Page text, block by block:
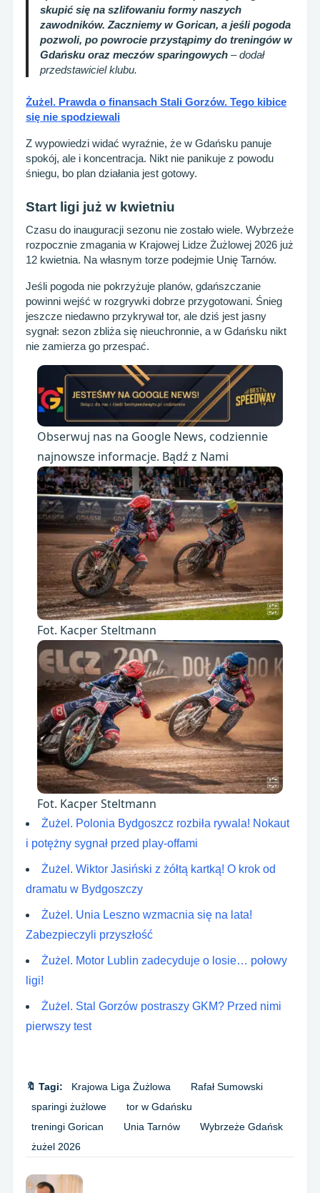
skupić się na szlifowaniu formy naszych
zawodników. Zaczniemy w Gorican, a jeśli pogoda
pozwoli, po powrocie przystąpimy do treningów w
Gdańsku oraz meczów sparingowych – dodał
przedstawiciel klubu.
Żużel. Prawda o finansach Stali Gorzów. Tego kibice
się nie spodziewali
Z wypowiedzi widać wyraźnie, że w Gdańsku panuje
spokój, ale i koncentracja. Nikt nie panikuje z powodu
śniegu, bo plan działania jest gotowy.
Start ligi już w kwietniu
Czasu do inauguracji sezonu nie zostało wiele. Wybrzeże
rozpocznie zmagania w Krajowej Lidze Żużlowej 2026 już
12 kwietnia. Na własnym torze podejmie Unię Tarnów.
Jeśli pogoda nie pokrzyżuje planów, gdańszczanie
powinni wejść w rozgrywki dobrze przygotowani. Śnieg
jeszcze niedawno przykrywał tor, ale dziś jest jasny
sygnał: sezon zbliża się nieuchronnie, a w Gdańsku nikt
nie zamierza go przespać.
Obserwuj nas na Google News, codziennie
najnowsze informacje. Bądź z Nami
Fot. Kacper Steltmann
Fot. Kacper Steltmann
Żużel. Polonia Bydgoszcz rozbiła rywala! Nokaut
i potężny sygnał przed play-offami
Żużel. Wiktor Jasiński z żółtą kartką! O krok od
dramatu w Bydgoszczy
Żużel. Unia Leszno wzmacnia się na lata!
Zabezpieczyli przyszłość
Żużel. Motor Lublin zadecyduje o losie… połowy
ligi!
Żużel. Stal Gorzów postraszy GKM? Przed nimi
pierwszy test
🔖 Tagi: Krajowa Liga Żużlowa
Rafał Sumowski
sparingi żużlowe
tor w Gdańsku
treningi Gorican
Unia Tarnów
Wybrzeże Gdańsk
żużel 2026